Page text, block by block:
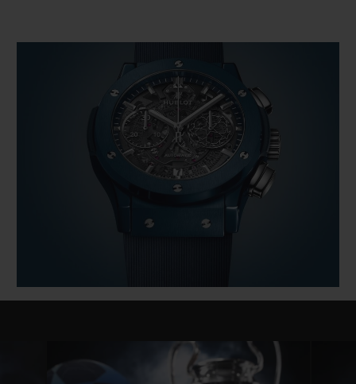
do movimento esqueleto HUB1155, que
também serve como uma plataforma para
um mostrador em safira transparente. Este
mostrador é decorado com marcadores de
horas aplicados e contadores iguais para os
minutos e segundos do cronógrafo que
parecem flutuar misteriosamente no
movimento abaixo. A safira sob o contador